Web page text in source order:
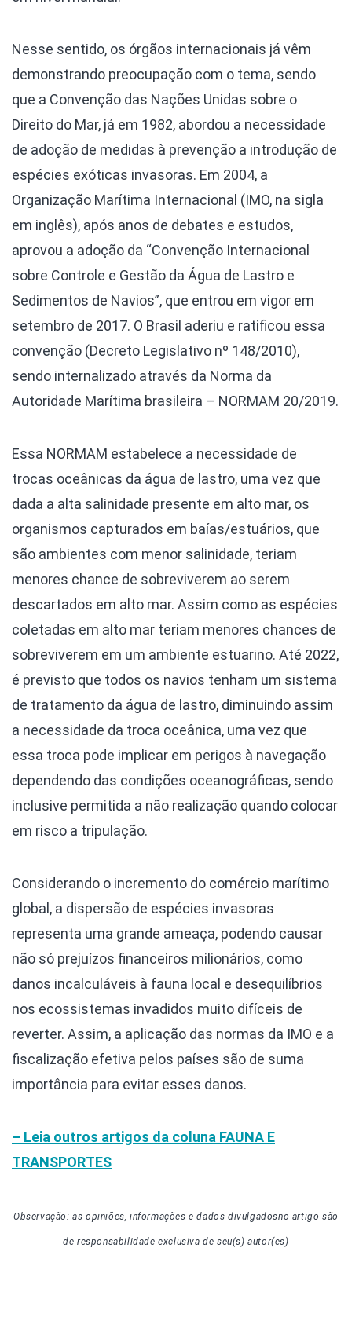
Nesse sentido, os órgãos internacionais já vêm
demonstrando preocupação com o tema, sendo
que a Convenção das Nações Unidas sobre o
Direito do Mar, já em 1982, abordou a necessidade
de adoção de medidas à prevenção a introdução de
espécies exóticas invasoras. Em 2004, a
Organização Marítima Internacional (IMO, na sigla
em inglês), após anos de debates e estudos,
aprovou a adoção da “Convenção Internacional
sobre Controle e Gestão da Água de Lastro e
Sedimentos de Navios”, que entrou em vigor em
setembro de 2017. O Brasil aderiu e ratificou essa
convenção (Decreto Legislativo nº 148/2010),
sendo internalizado através da Norma da
Autoridade Marítima brasileira – NORMAM 20/2019.
Essa NORMAM estabelece a necessidade de
trocas oceânicas da água de lastro, uma vez que
dada a alta salinidade presente em alto mar, os
organismos capturados em baías/estuários, que
são ambientes com menor salinidade, teriam
menores chance de sobreviverem ao serem
descartados em alto mar. Assim como as espécies
coletadas em alto mar teriam menores chances de
sobreviverem em um ambiente estuarino. Até 2022,
é previsto que todos os navios tenham um sistema
de tratamento da água de lastro, diminuindo assim
a necessidade da troca oceânica, uma vez que
essa troca pode implicar em perigos à navegação
dependendo das condições oceanográficas, sendo
inclusive permitida a não realização quando colocar
em risco a tripulação.
Considerando o incremento do comércio marítimo
global, a dispersão de espécies invasoras
representa uma grande ameaça, podendo causar
não só prejuízos financeiros milionários, como
danos incalculáveis à fauna local e desequilíbrios
nos ecossistemas invadidos muito difíceis de
reverter. Assim, a aplicação das normas da IMO e a
fiscalização efetiva pelos países são de suma
importância para evitar esses danos.
– Leia outros artigos da coluna FAUNA E
TRANSPORTES
Observação: as opiniões, informações e dados divulgadosno artigosão
de responsabilidade exclusiva de seu(s) autor(es)